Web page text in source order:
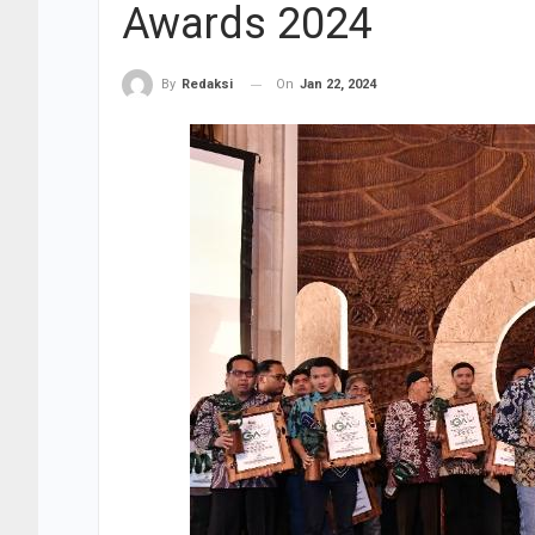
Awards 2024
By Redaksi On Jan 22, 2024